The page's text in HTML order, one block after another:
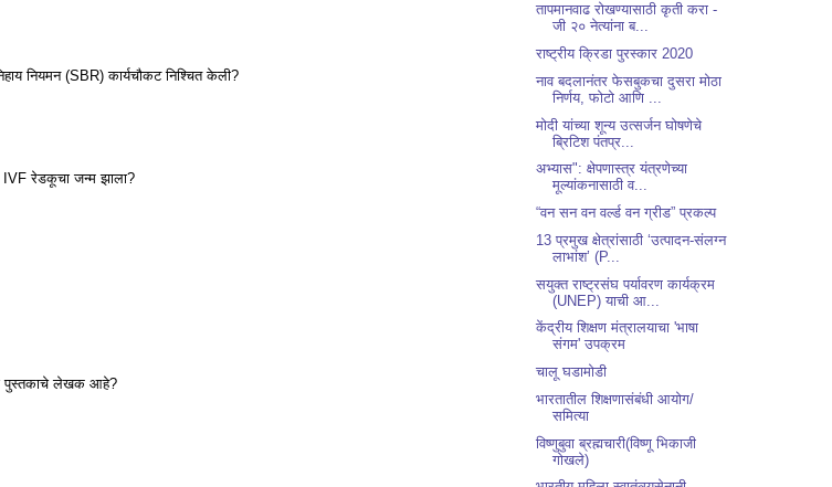
नियमन (SBR) कार्यचौकट निश्चित केली?
IVF रेडकूचा जन्म झाला?
पुस्तकाचे लेखक आहे?
तापमानवाढ रोखण्यासाठी कृती करा -
जी २० नेत्यांना ब...
राष्ट्रीय क्रिडा पुरस्कार 2020
नाव बदलानंतर फेसबुकचा दुसरा मोठा
निर्णय, फोटो आणि ...
मोदी यांच्या शून्य उत्सर्जन घोषणेचे
ब्रिटिश पंतप्र...
अभ्यास": क्षेपणास्त्र यंत्रणेच्या
मूल्यांकनासाठी व...
“वन सन वन वर्ल्ड वन ग्रीड” प्रकल्प
13 प्रमुख क्षेत्रांसाठी ‘उत्पादन-संलग्न
लाभांश’ (P...
सयुक्त राष्ट्रसंघ पर्यावरण कार्यक्रम
(UNEP) याची आ...
केंद्रीय शिक्षण मंत्रालयाचा 'भाषा
संगम' उपक्रम
चालू घडामोडी
भारतातील शिक्षणासंबंधी आयोग/
समित्या
विष्णुबुवा ब्रह्मचारी(विष्णू भिकाजी
गोखले)